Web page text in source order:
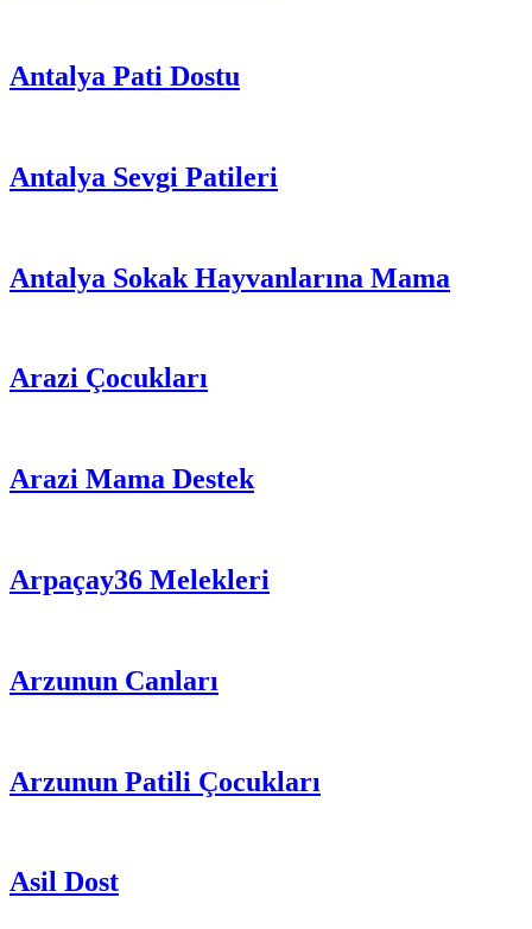
Antalya Pati Dostu
Antalya Sevgi Patileri
Antalya Sokak Hayvanlarına Mama
Arazi Çocukları
Arazi Mama Destek
Arpaçay36 Melekleri
Arzunun Canları
Arzunun Patili Çocukları
Asil Dost